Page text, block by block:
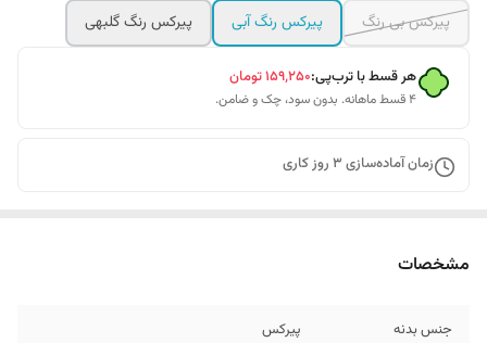
پیرکس بی رنگ
پیرکس رنگ آبی پیرکس رنگ گلبهی
هر قسط با ترب‌پی:۱۵۹٬۲۵۰تومان
۴ قسط ماهانه. بدون سود، چک و ضامن.
زمان آماده‌سازی 3 روز کاری
مشخصات
جنس بدنه پیرکس